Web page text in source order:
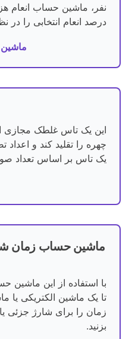
نفر، ماشین حساب انعام
درصد انعام انتخابی را در
این یک تاس غلطک مجازی
چهره را تقلید کند و
یک تاس بر اساس تعداد
ماشین حساب زمان
با استفاده از این
تا یک ماشین الکتریکی یا
زمان را برای شارژ جزئی
بزنید.